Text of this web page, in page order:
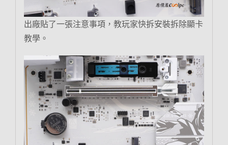
出廠貼了一張注意事項，教玩家快拆安裝拆除顯卡
教學。